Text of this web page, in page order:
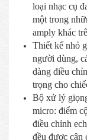
loại nhạc cụ
một trong
amply khác
Thiết kế nhỏ
người dùng,
dàng điều
trọng cho
Bộ xử lý
micro: điểm
điều chỉnh
đều được cân